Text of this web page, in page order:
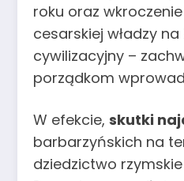
roku oraz
cesarskiej władzy
cywilizacyjny –
porządkom
W efekcie, skutki
barbarzyńskich na
dziedzictwo